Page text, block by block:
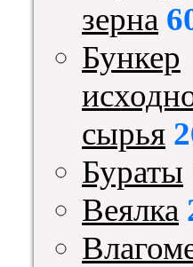
зерна
Бункер
сырья
Бураты
Веялка